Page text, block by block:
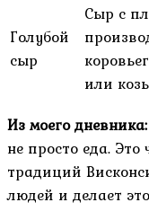
Голубой
сыр
Сыр с
или
Из моего дневника:
не просто еда.
традиций
людей и делает